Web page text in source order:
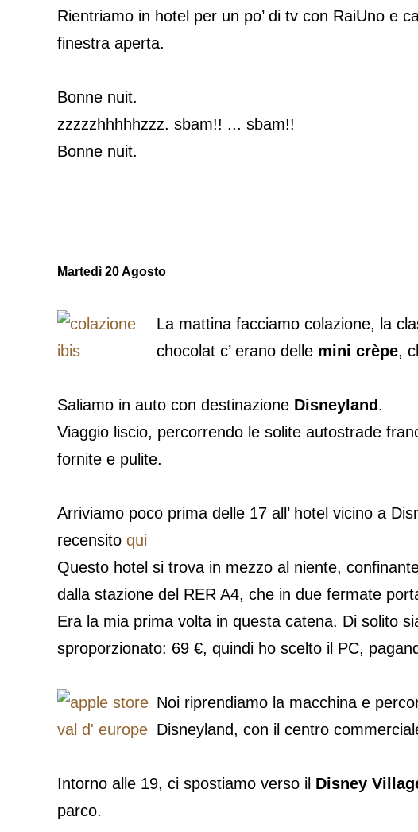
Rientriamo in hotel per un po’ di tv con RaiUno e
finestra aperta.
Bonne nuit.
zzzzzhhhhhzzz. sbam!! ... sbam!!
Bonne nuit.
Martedì 20 Agosto
La mattina facciamo colazione, la
chocolat c’ erano delle mini crèpe,
Saliamo in auto con destinazione Disneyland.
Viaggio liscio, percorrendo le solite autostrade
fornite e pulite.
Arriviamo poco prima delle 17 all’ hotel vicino a
recensito qui
Questo hotel si trova in mezzo al niente,
dalla stazione del RER A4, che in due fermate
Era la mia prima volta in questa catena. Di solito
sproporzionato: 69 €, quindi ho scelto il PC,
Noi riprendiamo la macchina e
Disneyland, con il centro
Intorno alle 19, ci spostiamo verso il Disney
parco.